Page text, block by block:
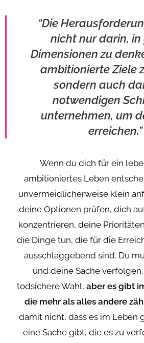
“Die
nicht nur darin, in
Dimensionen zu
ambitionierte Ziele
sondern auch
notwendigen
unternehmen, um
erreichen.”
Wenn du dich für ein
ambitioniertes Leben
unvermeidlicherweise klein
deine Optionen prüfen, dich
konzentrieren, deine
die Dinge tun, die für die
ausschlaggebend sind. Du
und deine Sache
todsichere Wahl, aber es gibt
die mehr als alles andere
damit nicht, dass es im Leben
eine Sache gibt, die es zu